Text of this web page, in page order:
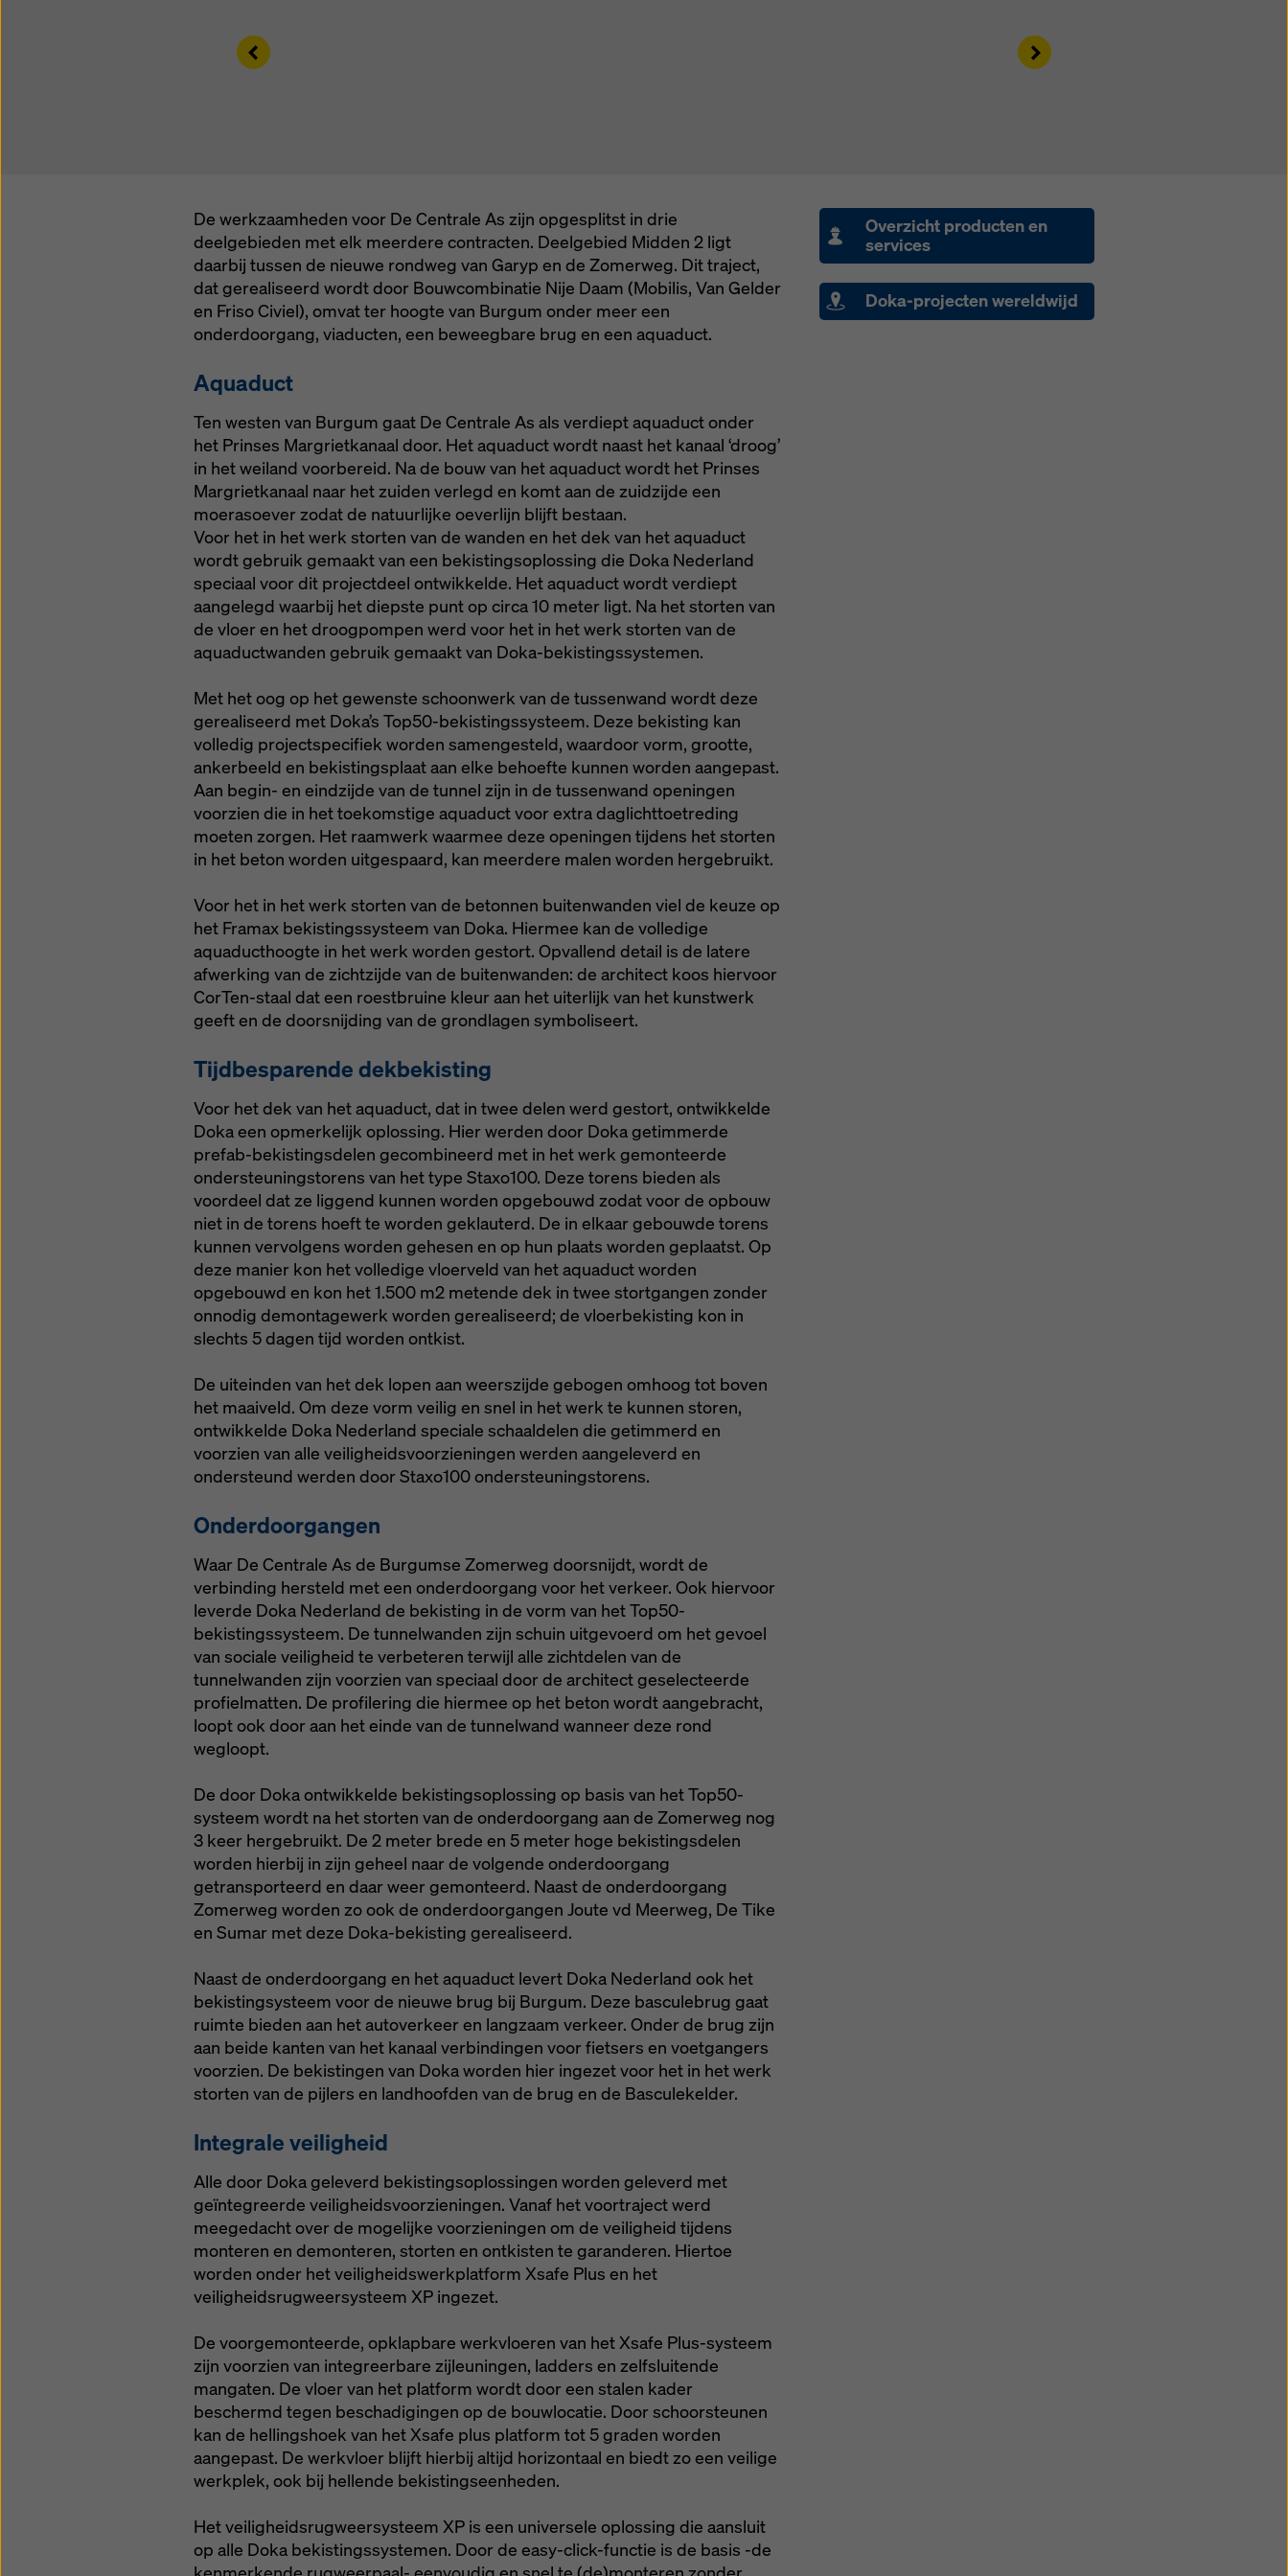
Left Right
De werkzaamheden voor De Centrale As zijn opgesplitst in drie
deelgebieden met elk meerdere contracten. Deelgebied Midden 2 ligt
daarbij tussen de nieuwe rondweg van Garyp en de Zomerweg. Dit traject,
dat gerealiseerd wordt door Bouwcombinatie Nije Daam (Mobilis, Van Gelder
en Friso Civiel), omvat ter hoogte van Burgum onder meer een
onderdoorgang, viaducten, een beweegbare brug en een aquaduct.
Aquaduct
Ten westen van Burgum gaat De Centrale As als verdiept aquaduct onder
het Prinses Margrietkanaal door. Het aquaduct wordt naast het kanaal ‘droog’
in het weiland voorbereid. Na de bouw van het aquaduct wordt het Prinses
Margrietkanaal naar het zuiden verlegd en komt aan de zuidzijde een
moerasoever zodat de natuurlijke oeverlijn blijft bestaan.
Voor het in het werk storten van de wanden en het dek van het aquaduct
wordt gebruik gemaakt van een bekistingsoplossing die Doka Nederland
speciaal voor dit projectdeel ontwikkelde. Het aquaduct wordt verdiept
aangelegd waarbij het diepste punt op circa 10 meter ligt. Na het storten van
de vloer en het droogpompen werd voor het in het werk storten van de
aquaductwanden gebruik gemaakt van Doka-bekistingssystemen.
Met het oog op het gewenste schoonwerk van de tussenwand wordt deze
gerealiseerd met Doka’s Top50-bekistingssysteem. Deze bekisting kan
volledig projectspecifiek worden samengesteld, waardoor vorm, grootte,
ankerbeeld en bekistingsplaat aan elke behoefte kunnen worden aangepast.
Aan begin- en eindzijde van de tunnel zijn in de tussenwand openingen
voorzien die in het toekomstige aquaduct voor extra daglichttoetreding
moeten zorgen. Het raamwerk waarmee deze openingen tijdens het storten
in het beton worden uitgespaard, kan meerdere malen worden hergebruikt.
Voor het in het werk storten van de betonnen buitenwanden viel de keuze op
het Framax bekistingssysteem van Doka. Hiermee kan de volledige
aquaducthoogte in het werk worden gestort. Opvallend detail is de latere
afwerking van de zichtzijde van de buitenwanden: de architect koos hiervoor
CorTen-staal dat een roestbruine kleur aan het uiterlijk van het kunstwerk
geeft en de doorsnijding van de grondlagen symboliseert.
Tijdbesparende dekbekisting
Voor het dek van het aquaduct, dat in twee delen werd gestort, ontwikkelde
Doka een opmerkelijk oplossing. Hier werden door Doka getimmerde
prefab-bekistingsdelen gecombineerd met in het werk gemonteerde
ondersteuningstorens van het type Staxo100. Deze torens bieden als
voordeel dat ze liggend kunnen worden opgebouwd zodat voor de opbouw
niet in de torens hoeft te worden geklauterd. De in elkaar gebouwde torens
kunnen vervolgens worden gehesen en op hun plaats worden geplaatst. Op
deze manier kon het volledige vloerveld van het aquaduct worden
opgebouwd en kon het 1.500 m2 metende dek in twee stortgangen zonder
onnodig demontagewerk worden gerealiseerd; de vloerbekisting kon in
slechts 5 dagen tijd worden ontkist.
De uiteinden van het dek lopen aan weerszijde gebogen omhoog tot boven
het maaiveld. Om deze vorm veilig en snel in het werk te kunnen storen,
ontwikkelde Doka Nederland speciale schaaldelen die getimmerd en
voorzien van alle veiligheidsvoorzieningen werden aangeleverd en
ondersteund werden door Staxo100 ondersteuningstorens.
Onderdoorgangen
Waar De Centrale As de Burgumse Zomerweg doorsnijdt, wordt de
verbinding hersteld met een onderdoorgang voor het verkeer. Ook hiervoor
leverde Doka Nederland de bekisting in de vorm van het Top50-
bekistingssysteem. De tunnelwanden zijn schuin uitgevoerd om het gevoel
van sociale veiligheid te verbeteren terwijl alle zichtdelen van de
tunnelwanden zijn voorzien van speciaal door de architect geselecteerde
profielmatten. De profilering die hiermee op het beton wordt aangebracht,
loopt ook door aan het einde van de tunnelwand wanneer deze rond
wegloopt.
De door Doka ontwikkelde bekistingsoplossing op basis van het Top50-
systeem wordt na het storten van de onderdoorgang aan de Zomerweg nog
3 keer hergebruikt. De 2 meter brede en 5 meter hoge bekistingsdelen
worden hierbij in zijn geheel naar de volgende onderdoorgang
getransporteerd en daar weer gemonteerd. Naast de onderdoorgang
Zomerweg worden zo ook de onderdoorgangen Joute vd Meerweg, De Tike
en Sumar met deze Doka-bekisting gerealiseerd.
Naast de onderdoorgang en het aquaduct levert Doka Nederland ook het
bekistingsysteem voor de nieuwe brug bij Burgum. Deze basculebrug gaat
ruimte bieden aan het autoverkeer en langzaam verkeer. Onder de brug zijn
aan beide kanten van het kanaal verbindingen voor fietsers en voetgangers
voorzien. De bekistingen van Doka worden hier ingezet voor het in het werk
storten van de pijlers en landhoofden van de brug en de Basculekelder.
Integrale veiligheid
Alle door Doka geleverd bekistingsoplossingen worden geleverd met
geïntegreerde veiligheidsvoorzieningen. Vanaf het voortraject werd
meegedacht over de mogelijke voorzieningen om de veiligheid tijdens
monteren en demonteren, storten en ontkisten te garanderen. Hiertoe
worden onder het veiligheidswerkplatform Xsafe Plus en het
veiligheidsrugweersysteem XP ingezet.
De voorgemonteerde, opklapbare werkvloeren van het Xsafe Plus-systeem
zijn voorzien van integreerbare zijleuningen, ladders en zelfsluitende
mangaten. De vloer van het platform wordt door een stalen kader
beschermd tegen beschadigingen op de bouwlocatie. Door schoorsteunen
kan de hellingshoek van het Xsafe plus platform tot 5 graden worden
aangepast. De werkvloer blijft hierbij altijd horizontaal en biedt zo een veilige
werkplek, ook bij hellende bekistingseenheden.
Het veiligheidsrugweersysteem XP is een universele oplossing die aansluit
op alle Doka bekistingssystemen. Door de easy-click-functie is de basis -de
Overzicht producten en
services
Doka-projecten wereldwijd